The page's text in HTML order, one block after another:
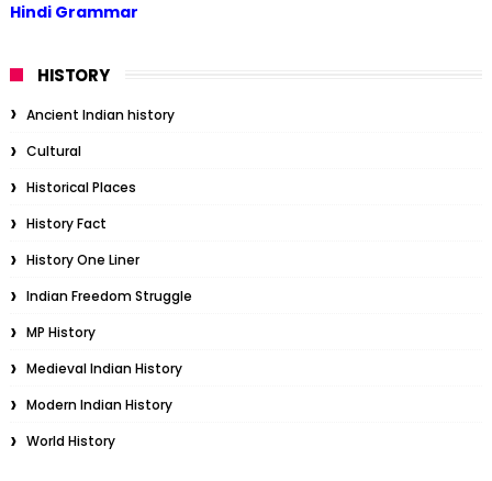
Hindi Grammar
HISTORY
Ancient Indian history
Cultural
Historical Places
History Fact
History One Liner
Indian Freedom Struggle
MP History
Medieval Indian History
Modern Indian History
World History